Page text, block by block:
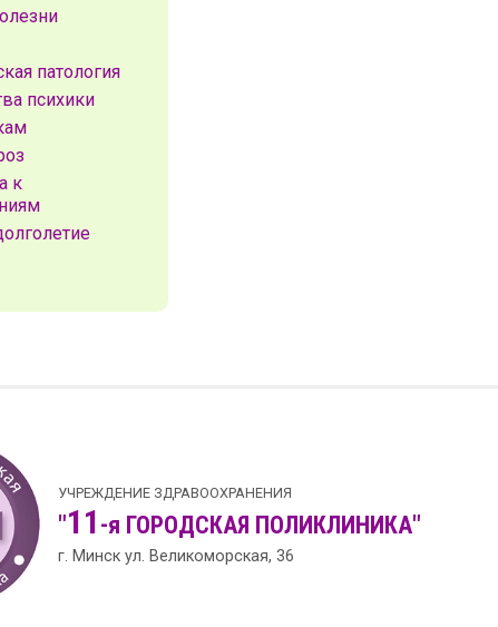
патология
психики
к
УЧРЕЖДЕНИЕ ЗДРАВООХРАНЕНИЯ
"11 -я ГОРОДСКАЯ ПОЛИКЛИНИКА"
г. Минск ул. Великоморская, 36